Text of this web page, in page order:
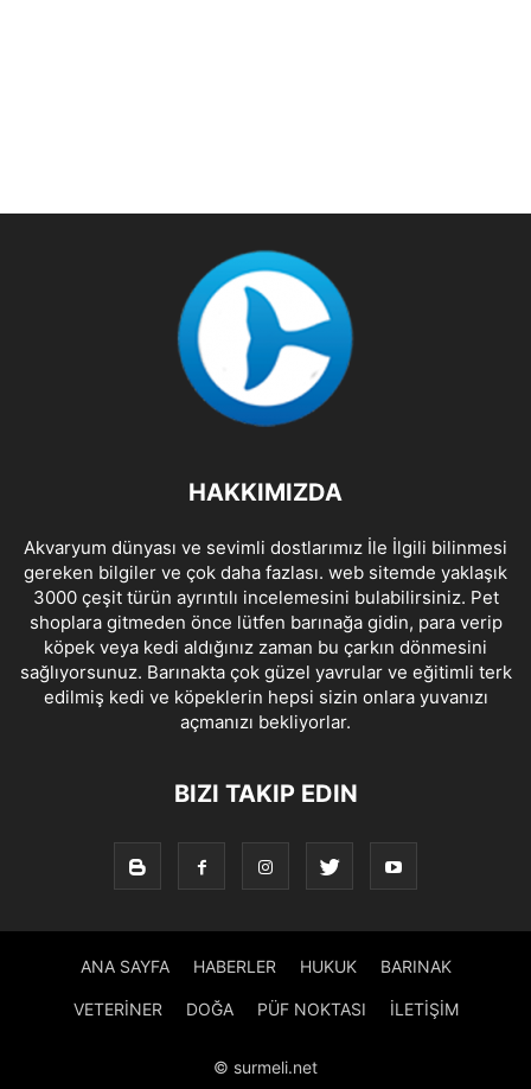
HAKKIMIZDA
Akvaryum dünyası ve sevimli dostlarımız İle İlgili bilinmesi
gereken bilgiler ve çok daha fazlası. web sitemde yaklaşık
3000 çeşit türün ayrıntılı incelemesini bulabilirsiniz. Pet
shoplara gitmeden önce lütfen barınağa gidin, para verip
köpek veya kedi aldığınız zaman bu çarkın dönmesini
sağlıyorsunuz. Barınakta çok güzel yavrular ve eğitimli terk
edilmiş kedi ve köpeklerin hepsi sizin onlara yuvanızı
açmanızı bekliyorlar.
BIZI TAKIP EDIN
ANA SAYFA HABERLER HUKUK BARINAK
VETERİNER DOĞA PÜF NOKTASI İLETİŞİM
© surmeli.net